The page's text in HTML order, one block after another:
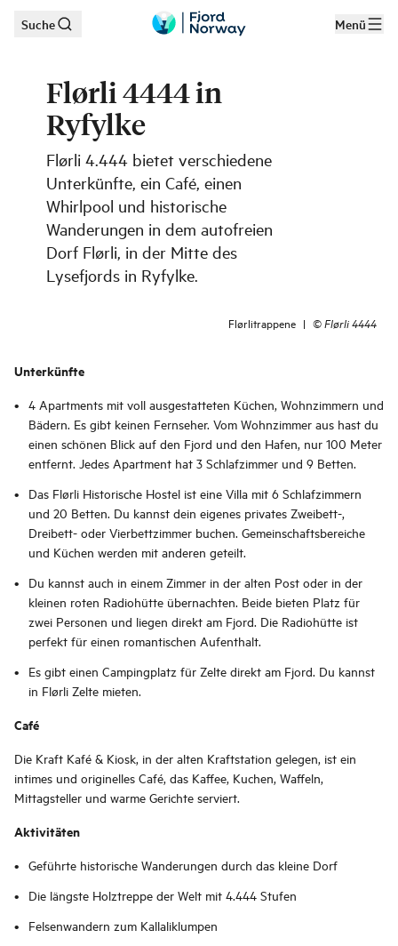
Zum Hauptinhalt
Suche Menü
Flørli 4444 in
Ryfylke
Flørli 4.444 bietet verschiedene
Unterkünfte, ein Café, einen
Whirlpool und historische
Wanderungen in dem autofreien
Dorf Flørli, in der Mitte des
Lysefjords in Ryfylke.
Flørlitrappene | ©Flørli 4444
Unterkünfte
4 Apartments mit voll ausgestatteten Küchen, Wohnzimmern und
Bädern. Es gibt keinen Fernseher. Vom Wohnzimmer aus hast du
einen schönen Blick auf den Fjord und den Hafen, nur 100 Meter
entfernt. Jedes Apartment hat 3 Schlafzimmer und 9 Betten.
Das Flørli Historische Hostel ist eine Villa mit 6 Schlafzimmern
und 20 Betten. Du kannst dein eigenes privates Zweibett-,
Dreibett- oder Vierbettzimmer buchen. Gemeinschaftsbereiche
und Küchen werden mit anderen geteilt.
Du kannst auch in einem Zimmer in der alten Post oder in der
kleinen roten Radiohütte übernachten. Beide bieten Platz für
zwei Personen und liegen direkt am Fjord. Die Radiohütte ist
perfekt für einen romantischen Aufenthalt.
Es gibt einen Campingplatz für Zelte direkt am Fjord. Du kannst
in Flørli Zelte mieten.
Café
Die Kraft Kafé & Kiosk, in der alten Kraftstation gelegen, ist ein
intimes und originelles Café, das Kaffee, Kuchen, Waffeln,
Mittagsteller und warme Gerichte serviert.
Aktivitäten
Geführte historische Wanderungen durch das kleine Dorf
Die längste Holztreppe der Welt mit 4.444 Stufen
Felsenwandern zum Kallaliklumpen